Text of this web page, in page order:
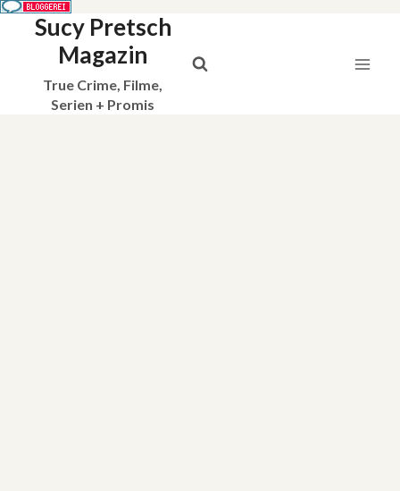
Sucy Pretsch
Magazin
True Crime, Filme,
Serien + Promis